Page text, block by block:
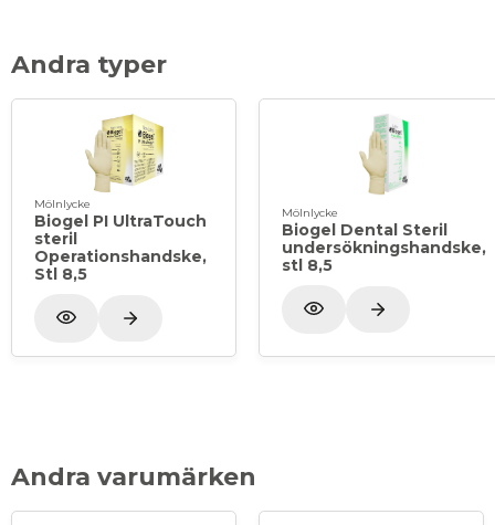
Andra typer
Mölnlycke
Biogel PI UltraTouch
steril
Operationshandske,
Stl 8,5
Mölnlycke
Biogel Dental Steril
undersökningshandske,
stl 8,5
Andra varumärken